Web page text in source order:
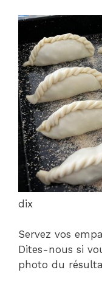
dix
Servez vos
Dites-nous si
photo du